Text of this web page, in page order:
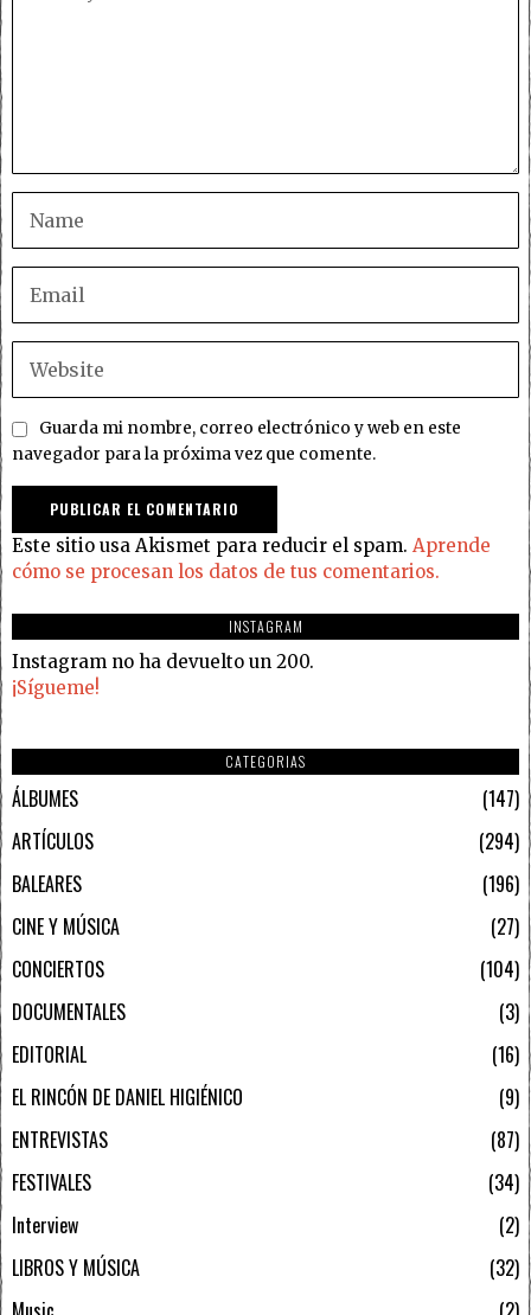
Guarda mi nombre, correo electrónico y web en este
navegador para la próxima vez que comente.
Este sitio usa Akismet para reducir el spam. Aprende
cómo se procesan los datos de tus comentarios.
INSTAGRAM
Instagram no ha devuelto un 200.
¡Sígueme!
CATEGORIAS
ÁLBUMES
147
ARTÍCULOS
294
BALEARES
196
CINE Y MÚSICA
27
CONCIERTOS
104
DOCUMENTALES
3
EDITORIAL
16
EL RINCÓN DE DANIEL HIGIÉNICO
9
ENTREVISTAS
87
FESTIVALES
34
Interview
2
LIBROS Y MÚSICA
32